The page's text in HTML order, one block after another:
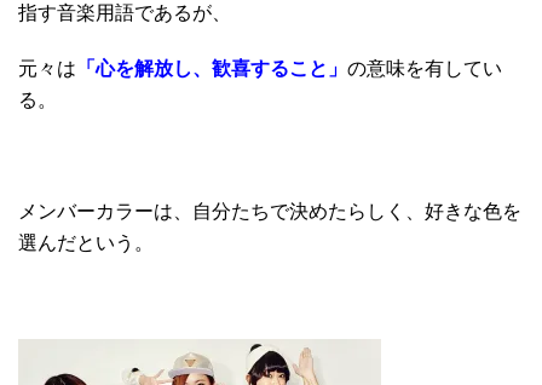
指す音楽用語であるが、
元々は 「心を解放し、歓喜すること」 の意味を有してい
る。
メンバーカラーは、自分たちで決めたらしく、好きな色を
選んだという。